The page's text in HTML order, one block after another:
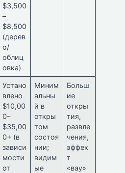
$3,500
–
$8,500
(дерев
о/
облиц
овка)
Устано
влено
$10,00
0–
$35,00
0+ (в
зависи
мости
от
Миним
альны
й в
откры
том
состоя
нии;
видим
ые
Больш
ие
откры
тия,
развле
чения,
эффек
т
«вау»